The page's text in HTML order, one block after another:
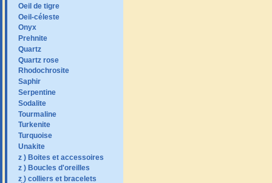
Oeil de tigre
Oeil-céleste
Onyx
Prehnite
Quartz
Quartz rose
Rhodochrosite
Saphir
Serpentine
Sodalite
Tourmaline
Turkenite
Turquoise
Unakite
z ) Boites et accessoires
z ) Boucles d'oreilles
z ) colliers et bracelets